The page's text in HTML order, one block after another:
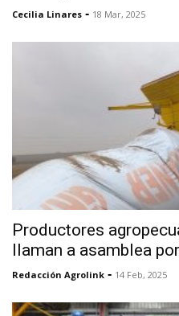
Cecilia Linares - 18 Mar, 2025
Productores
llaman a asamblea
Redacción Agrolink - 14 Feb, 2025